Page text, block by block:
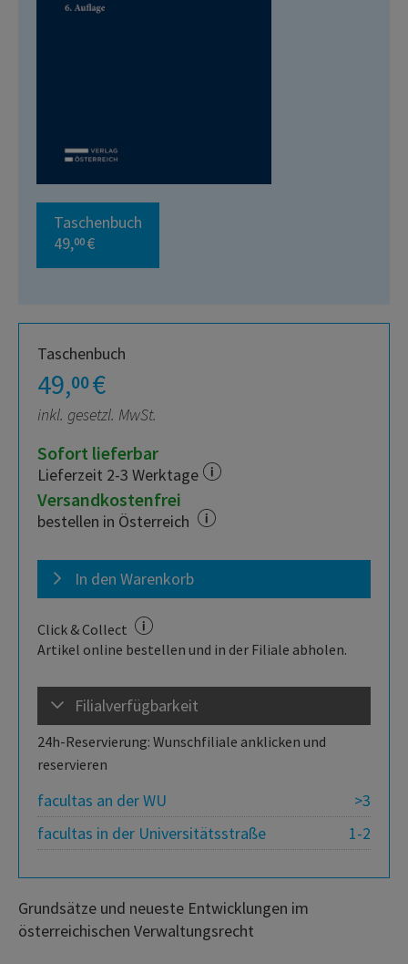
Taschenbuch
49,00 €
Taschenbuch
49,00€
inkl. gesetzl. MwSt.
Sofort lieferbar
Lieferzeit 2-3 Werktage
Versandkostenfrei
bestellen in Österreich
In den Warenkorb
Click & Collect
Artikel online bestellen und in der Filiale abholen.
Filialverfügbarkeit
24h-Reservierung: Wunschfiliale anklicken und
reservieren
>3
facultas an der WU
1-2
facultas in der Universitätsstraße
Grundsätze und neueste Entwicklungen im
österreichischen Verwaltungsrecht